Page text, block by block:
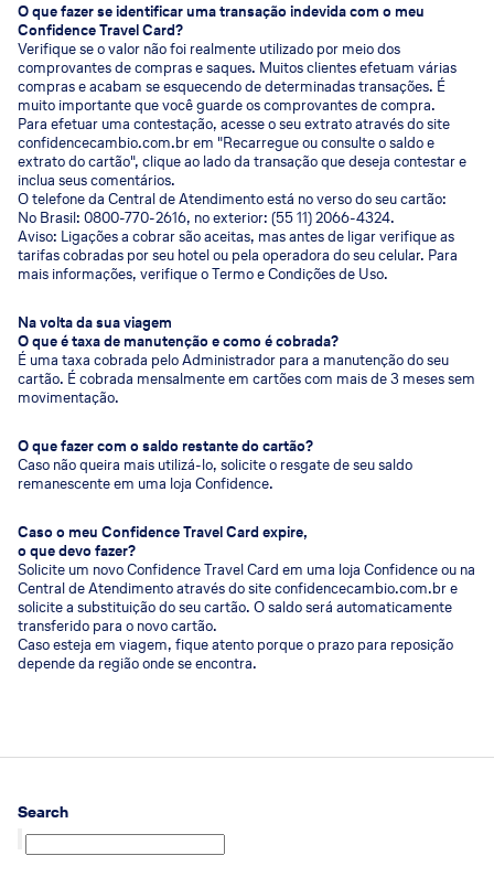
O que fazer se identificar uma transação indevida com o meu
Confidence Travel Card?
Verifique se o valor não foi realmente utilizado por meio dos
comprovantes de compras e saques. Muitos clientes efetuam várias
compras e acabam se esquecendo de determinadas transações. É
muito importante que você guarde os comprovantes de compra.
Para efetuar uma contestação, acesse o seu extrato através do site
confidencecambio.com.br em "Recarregue ou consulte o saldo e
extrato do cartão", clique ao lado da transação que deseja contestar e
inclua seus comentários.
O telefone da Central de Atendimento está no verso do seu cartão:
No Brasil: 0800-770-2616, no exterior: (55 11) 2066-4324.
Aviso: Ligações a cobrar são aceitas, mas antes de ligar verifique as
tarifas cobradas por seu hotel ou pela operadora do seu celular. Para
mais informações, verifique o Termo e Condições de Uso.
Na volta da sua viagem
O que é taxa de manutenção e como é cobrada?
É uma taxa cobrada pelo Administrador para a manutenção do seu
cartão. É cobrada mensalmente em cartões com mais de 3 meses sem
movimentação.
O que fazer com o saldo restante do cartão?
Caso não queira mais utilizá-lo, solicite o resgate de seu saldo
remanescente em uma loja Confidence.
Caso o meu Confidence Travel Card expire,
o que devo fazer?
Solicite um novo Confidence Travel Card em uma loja Confidence ou na
Central de Atendimento através do site confidencecambio.com.br e
solicite a substituição do seu cartão. O saldo será automaticamente
transferido para o novo cartão.
Caso esteja em viagem, fique atento porque o prazo para reposição
depende da região onde se encontra.
Search